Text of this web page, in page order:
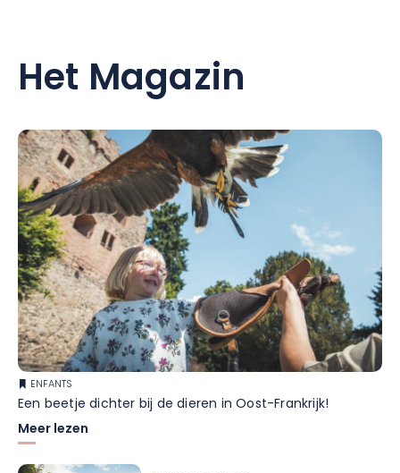
Het Magazin
ENFANTS
Een beetje dichter bij de dieren in Oost-Frankrijk!
Meer lezen